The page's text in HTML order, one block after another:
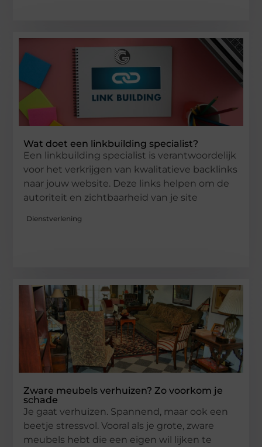
Wat doet een linkbuilding specialist?
Een linkbuilding specialist is verantwoordelijk
voor het verkrijgen van kwalitatieve backlinks
naar jouw website. Deze links helpen om de
autoriteit en zichtbaarheid van je site
Dienstverlening
Zware meubels verhuizen? Zo voorkom je
schade
Je gaat verhuizen. Spannend, maar ook een
beetje stressvol. Vooral als je grote, zware
meubels hebt die een eigen wil lijken te